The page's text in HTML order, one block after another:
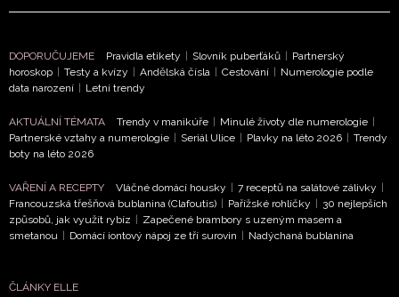
DOPORUČUJEME Pravidla etikety | Slovník puberťáků | Partnerský
horoskop | Testy a kvízy | Andělská čísla | Cestování | Numerologie podle
data narození | Letní trendy
AKTUÁLNÍ TÉMATA Trendy v manikúře | Minulé životy dle numerologie |
Partnerské vztahy a numerologie | Seriál Ulice | Plavky na léto 2026 | Trendy
boty na léto 2026
VAŘENÍ A RECEPTY Vláčné domácí housky | 7 receptů na salátové zálivky |
Francouzská třešňová bublanina (Clafoutis) | Pařížské rohlíčky | 30 nejlepších
způsobů, jak využít rybíz | Zapečené brambory s uzeným masem a
smetanou | Domácí iontový nápoj ze tří surovin | Nadýchaná bublanina
ČLÁNKY ELLE